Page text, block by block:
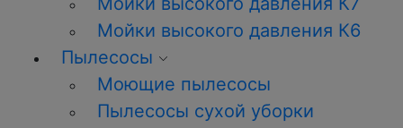
Мойки высокого давления К6
Пылесосы
Моющие пылесосы
Пылесосы сухой уборки